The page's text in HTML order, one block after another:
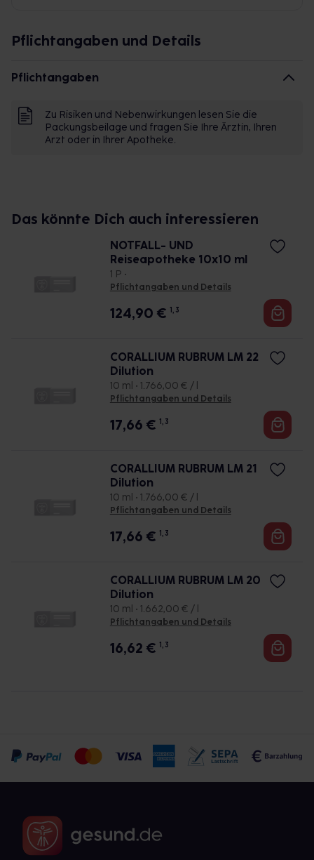
Pflichtangaben und Details
Pflichtangaben
Zu Risiken und Nebenwirkungen lesen Sie die
Packungsbeilage und fragen Sie Ihre Ärztin, Ihren
Arzt oder in Ihrer Apotheke.
Das könnte Dich auch interessieren
NOTFALL- UND
Reiseapotheke 10x10 ml
1 P •
Pflichtangaben und Details
124,90 € 1, 3
CORALLIUM RUBRUM LM 22
Dilution
10 ml • 1.766,00 € / l
Pflichtangaben und Details
17,66 € 1, 3
CORALLIUM RUBRUM LM 21
Dilution
10 ml • 1.766,00 € / l
Pflichtangaben und Details
17,66 € 1, 3
CORALLIUM RUBRUM LM 20
Dilution
10 ml • 1.662,00 € / l
Pflichtangaben und Details
16,62 € 1, 3